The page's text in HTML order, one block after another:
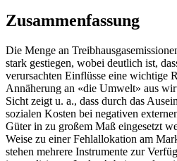
Zusammenfassung
Die Menge an
stark gestiegen, wobei deutlich ist,
verursachten Einflüsse eine wichtige
Annäherung an «die Umwelt» aus
Sicht zeigt u. a., dass durch das
sozialen Kosten bei negativen
Güter in zu großem Maß eingesetzt
Weise zu einer Fehlallokation am
stehen mehrere Instrumente zur